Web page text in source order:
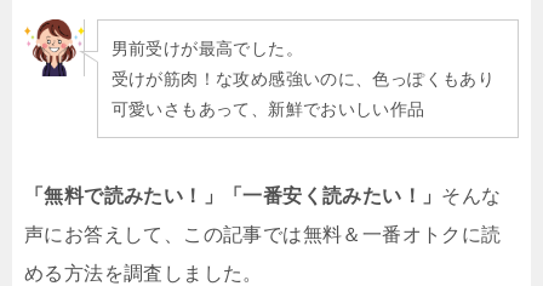
男前受けが最高でした。
受けが筋肉！な攻め感強いのに、色っぽくもあり
可愛いさもあって、新鮮でおいしい作品
「無料で読みたい！」「一番安く読みたい！」 そんな
声にお答えして、この記事では無料＆一番オトクに読
める方法を調査しました。